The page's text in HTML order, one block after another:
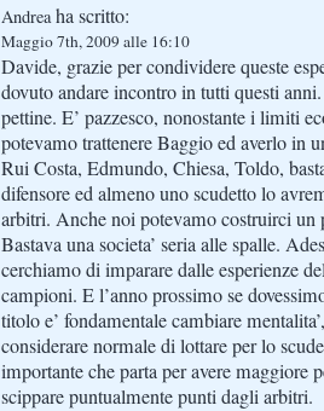
Andreaha scritto:
Maggio 7th, 2009 alle 16:10
Davide, grazie per condividere queste
dovuto andare incontro in tutti questi
pettine. E’ pazzesco, nonostante i limiti
potevamo trattenere Baggio ed averlo in
Rui Costa, Edmundo, Chiesa, Toldo,
difensore ed almeno uno scudetto lo
arbitri. Anche noi potevamo costruirci un
Bastava una societa’ seria alle spalle.
cerchiamo di imparare dalle esperienze
campioni. E l’anno prossimo se
titolo e’ fondamentale cambiare
considerare normale di lottare per lo
importante che parta per avere maggiore
scippare puntualmente punti dagli arbitri.